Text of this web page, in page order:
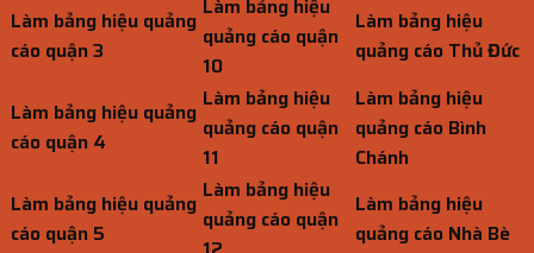
Làm bảng hiệu quảng
cáo quận 3
Làm bảng hiệu
quảng cáo quận
10
Làm bảng hiệu
quảng cáo Thủ Đức
Làm bảng hiệu quảng
cáo quận 4
Làm bảng hiệu
quảng cáo quận
11
Làm bảng hiệu
quảng cáo Bình
Chánh
Làm bảng hiệu quảng
cáo quận 5
Làm bảng hiệu
quảng cáo quận
Làm bảng hiệu
quảng cáo Nhà Bè